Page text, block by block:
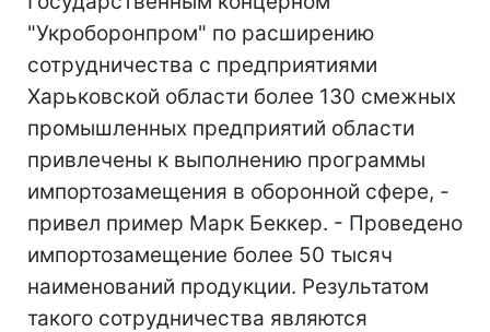
"Укроборонпром" по расширению
сотрудничества с предприятиями
Харьковской области более 130 смежных
промышленных предприятий области
привлечены к выполнению программы
импортозамещения в оборонной сфере, -
привел пример Марк Беккер. - Проведено
импортозамещение более 50 тысяч
наименований продукции. Результатом
такого сотрудничества являются